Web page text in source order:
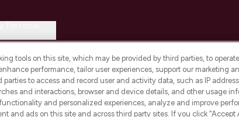
Maximilianstrasse 54 80538 Munich
tools on this site, which may be provided by third parties, to
performance, tailor user experiences, support our marketing
parties to access and record user and activity data, such as IP
and interactions, browser and device details, and other usage
and personalized experiences, analyze and improve
and ads on this site and across third party sites. If you click “Accept